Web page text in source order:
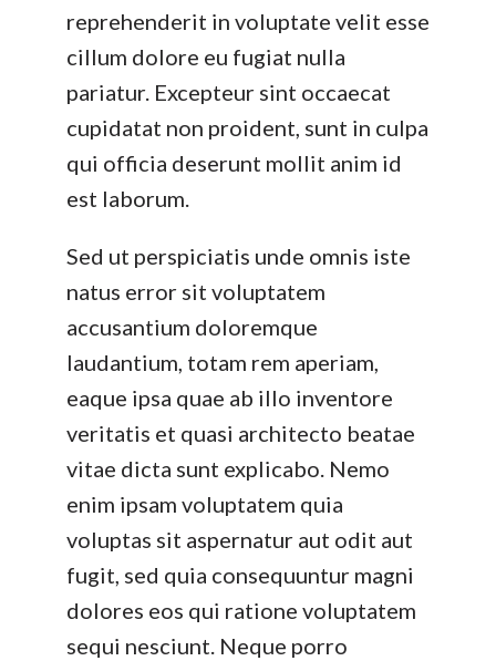
reprehenderit in voluptate velit esse
cillum dolore eu fugiat nulla
pariatur. Excepteur sint occaecat
cupidatat non proident, sunt in culpa
qui officia deserunt mollit anim id
est laborum.
Sed ut perspiciatis unde omnis iste
natus error sit voluptatem
accusantium doloremque
laudantium, totam rem aperiam,
eaque ipsa quae ab illo inventore
veritatis et quasi architecto beatae
vitae dicta sunt explicabo. Nemo
enim ipsam voluptatem quia
voluptas sit aspernatur aut odit aut
fugit, sed quia consequuntur magni
dolores eos qui ratione voluptatem
sequi nesciunt. Neque porro